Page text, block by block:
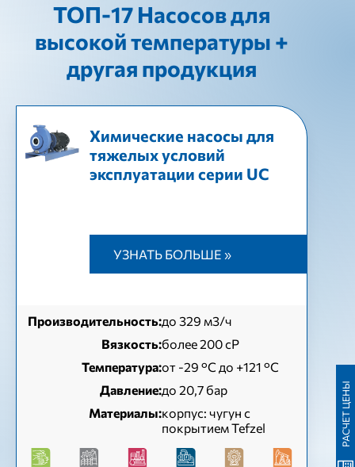
ТОП-17 Насосов для
высокой температуры +
другая продукция
Химические насосы для
тяжелых условий
эксплуатации серии UC
УЗНАТЬ БОЛЬШЕ »
Производительность:до 329 м3/ч
Вязкость:более 200 сР
Температура:от -29 °С до +121 °С
Давление:до 20,7 бар
Материалы:корпус: чугун с
покрытием Tefzel
РАСЧЕТ ЦЕНЫ